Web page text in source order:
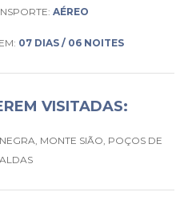
AÉREO
07 DIAS / 06 NOITES
VISITADAS:
MONTE SIÃO, POÇOS DE